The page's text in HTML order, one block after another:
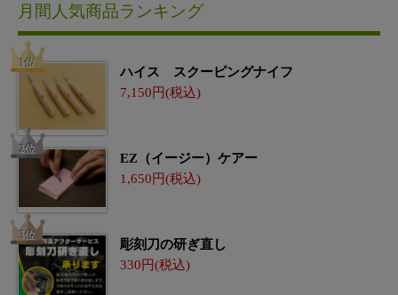
月間人気商品ランキング
ハイス スクーピングナイフ
7,150
EZ（イージー）ケアー
1,650
彫刻刀の研ぎ直し
330